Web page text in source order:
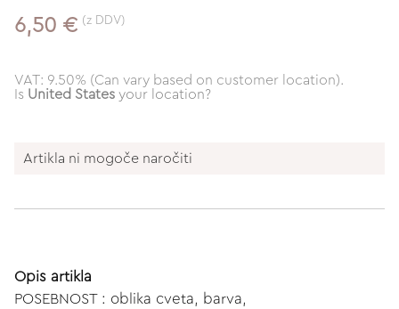
6,50 € (z DDV)
VAT: 9.50% (Can vary based on customer location).
Is United States your location?
Artikla ni mogoče naročiti
Opis artikla
POSEBNOST : oblika cveta, barva,